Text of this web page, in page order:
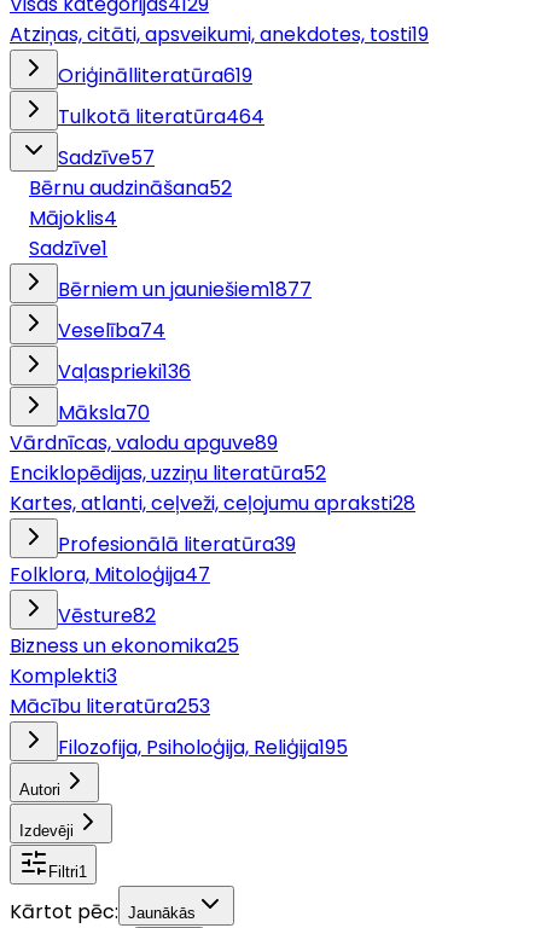
Atziņas, citāti, apsveikumi, anekdotes, tosti19
Oriģinālliteratūra619
Tulkotā literatūra464
Sadzīve57
Bērnu audzināšana52
Mājoklis4
Sadzīve1
Bērniem un jauniešiem1877
Veselība74
Vaļasprieki136
Māksla70
Vārdnīcas, valodu apguve89
Enciklopēdijas, uzziņu literatūra52
Kartes, atlanti, ceļveži, ceļojumu apraksti28
Profesionālā literatūra39
Folklora, Mitoloģija47
Vēsture82
Bizness un ekonomika25
Komplekti3
Mācību literatūra253
Filozofija, Psiholoģija, Reliģija195
Autori
Izdevēji
Filtri1
Kārtot pēc: Jaunākās